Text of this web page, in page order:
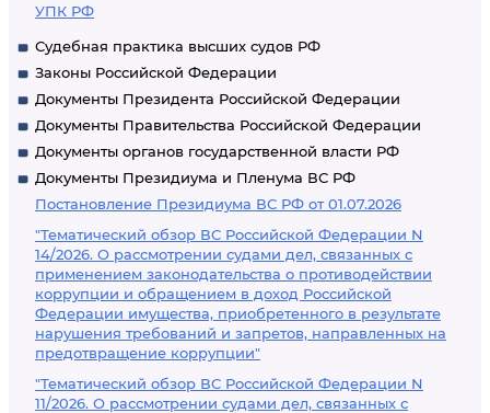
УПК РФ
Судебная практика высших судов РФ
Законы Российской Федерации
Документы Президента Российской Федерации
Документы Правительства Российской Федерации
Документы органов государственной власти РФ
Документы Президиума и Пленума ВС РФ
Постановление Президиума ВС РФ от 01.07.2026
"Тематический обзор ВС Российской Федерации N
14/2026. О рассмотрении судами дел, связанных с
применением законодательства о противодействии
коррупции и обращением в доход Российской
Федерации имущества, приобретенного в результате
нарушения требований и запретов, направленных на
предотвращение коррупции"
"Тематический обзор ВС Российской Федерации N
11/2026. О рассмотрении судами дел, связанных с